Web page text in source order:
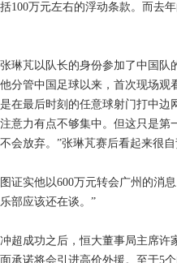
100万元左右的浮动条款。而去
芃以队长的身份参加了中国队
分管中国足球以来，首次现场观
在最后时刻的任意球射门打中边
意力有点不够集中。但这只是第
会放弃。”张琳芃赛后看起来很自
实他以600万元转会广州的消息
部应该还在谈。”
成功之后，恒大董事局主席许
承诺将会引进高价外援。至于5